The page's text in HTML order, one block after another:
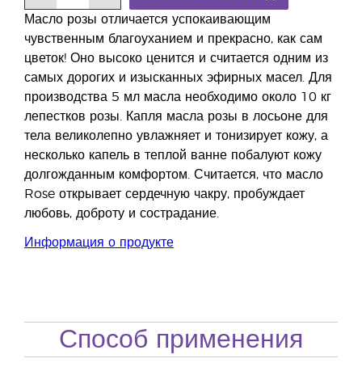
Масло розы отличается успокаивающим
чувственным благоуханием и прекрасно, как сам
цветок! Оно высоко ценится и считается одним из
самых дорогих и изысканных эфирных масел. Для
производства 5 мл масла необходимо около 10 кг
лепестков розы. Капля масла розы в лосьоне для
тела великолепно увлажняет и тонизирует кожу, а
несколько капель в теплой ванне побалуют кожу
долгожданным комфортом. Считается, что масло
Rose открывает сердечную чакру, пробуждает
любовь, доброту и сострадание.
Информация о продукте
Способ применения